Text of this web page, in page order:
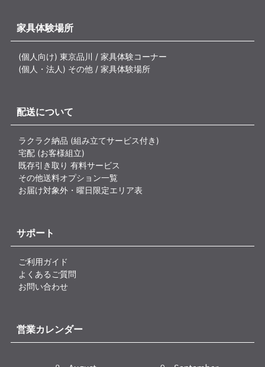
家具体験場所
(個人向け) 東京品川 / 家具体験コーナー
(個人・法人) その他 / 家具体験場所
配送について
ラクラク納品 (組み立てサービス付き)
宅配 (お客様組立)
既存引き取り 有料サービス
その他送料オプション一覧
お届け対象外・曜日限定エリア表
サポート
ご利用ガイド
よくあるご質問
お問い合わせ
営業カレンダー